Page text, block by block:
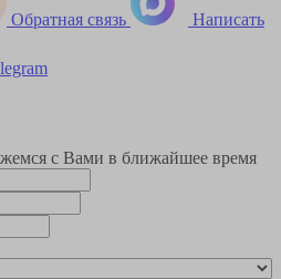
Обратная связь Написать
с Вами в ближайшее время